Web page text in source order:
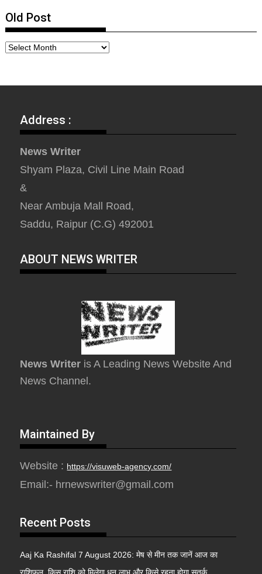
Old Post
Address :
News Writer
Shyam Plaza, Civil Line Main Road
&
Near Ambuja Mall Road,
Saddu, Raipur (C.G) 492001
ABOUT NEWS WRITER
News Writer is A Leading News Website And
News Channel.
Maintained By
Website : https://visuweb-agency.com/
Email:- hrnewswriter@gmail.com
Recent Posts
Aaj Ka Rashifal 7 August 2026: मेष से मीन तक जानें आज का